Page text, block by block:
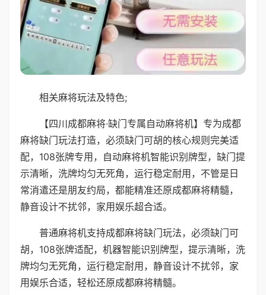
相关麻将玩法及特色;
【四川成都麻将·缺门专属自动麻将机】专为成都
麻将缺门玩法打造，必须缺门可胡的核心规则完美适
配，108张牌专用，自动麻将机智能识别牌型，缺门提
示清晰，洗牌均匀无死角，运行稳定耐用，不管是日
常消遣还是朋友约局，都能精准还原成都麻将精髓，
静音设计不扰邻，家用娱乐超合适。
普通麻将机支持成都麻将缺门玩法，必须缺门可
胡，108张牌适配，机器智能识别牌型，提示清晰，洗
牌均匀无死角，运行稳定耐用，静音设计不扰邻，家
用娱乐合适，轻松还原成都麻将精髓。